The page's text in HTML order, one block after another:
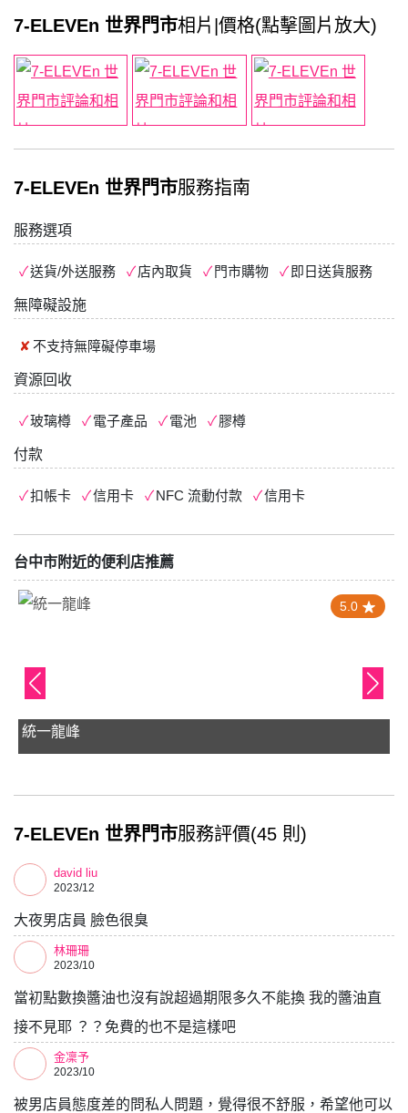
7-ELEVEn 世界門市相片|價格(點擊圖片放大)
7-ELEVEn 世界門市服務指南
服務選項
送貨/外送服務 店內取貨 門市購物 即日送貨服務
無障礙設施
不支持無障礙停車場
資源回收
玻璃樽 電子產品 電池 膠樽
付款
扣帳卡 信用卡 NFC 流動付款 信用卡
台中市附近的便利店推薦
4.0
蝦皮店到店 龍井中社店
7-ELEVEn 世界門市服務評價(45 則)
david liu
2023/12
大夜男店員 臉色很臭
林珊珊
2023/10
當初點數換醬油也沒有說超過期限多久不能換 我的醬油直
接不見耶 ？？免費的也不是這樣吧
金凜予
2023/10
被男店員態度差的問私人問題，覺得很不舒服，希望他可以